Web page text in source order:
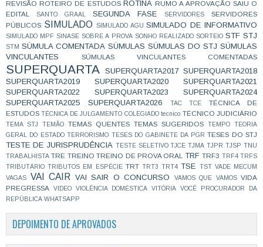
REVISÃO ROTEIRO DE ESTUDOS ROTINA RUMO A APROVAÇÃO SAIU O
EDITAL
SANTO GRAAL SEGUNDA FASE SERVIDORES
SERVIDORES
PÚBLICOS SIMULADO SIMULADO AGU SIMULADO DE INFORMATIVO
SIMULADO MPF SINASE SOBRE A PROVA SONHO REALIZADO SORTEIO STF STJ
STM SÚMULA COMENTADA SÚMULAS SÚMULAS DO STJ SÚMULAS
VINCULANTES
SÚMULAS VINCULANTES COMENTADAS
SUPERQUARTA SUPERQUARTA2017 SUPERQUARTA2018
SUPERQUARTA2019
SUPERQUARTA2020
SUPERQUARTA2021
SUPERQUARTA2022
SUPERQUARTA2023
SUPERQUARTA2024
SUPERQUARTA2025
SUPERQUARTA2026 TAC TCE
TÉCNICA DE
ESTUDOS TÉCNICA DE JULGAMENTO COLEGIADO tecnico TÉCNICO JUDICIÁRIO
TEMA STJ TEMÃO TEMAS QUENTES TEMAS SUGERIDOS TEMPO
TEORIA
GERAL DO ESTADO TERRORISMO TESES DO GABINETE DA PGR TESES DO STJ
TESTE DE JURISPRUDÊNCIA TESTE SELETIVO TJCE TJMA TJPR TJSP TNU
TRABALHISTA TRE TREINO TREINO DE PROVA ORAL TRF TRF3 TRF4 TRFS
TRIBUTÁRIO TRIBUTOS EM ESPÉCIE TRT TRT3 TRT4 TSE TST VADE MECUM
VAGAS
VAI CAIR VAI SAIR O CONCURSO VAMOS QUE VAMOS VIDA
PREGRESSA
VIDEO VIOLÊNCIA DOMÉSTICA VITÓRIA
VOCÊ PROCURADOR DA
REPÚBLICA WHATSAPP
DEPOIMENTO DE APROVADOS